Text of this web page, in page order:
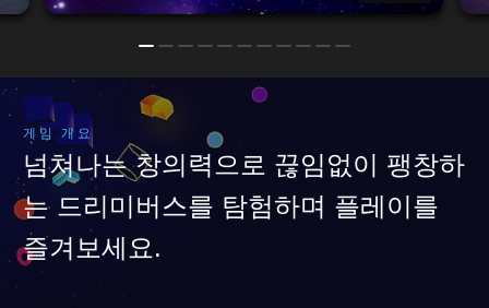
게임 개요
넘쳐나는 창의력으로 끊임없이 팽창하
는 드리미버스를 탐험하며 플레이를
즐겨보세요.